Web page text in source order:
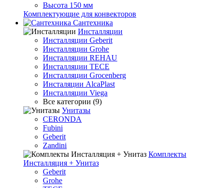
Высота 150 мм
Комплектующие для конвекторов
Сантехника
Инсталляции
Инсталляции Geberit
Инсталляции Grohe
Инсталляции REHAU
Инсталляции TECE
Инсталляции Grocenberg
Инсталяции AlcaPlast
Инсталляции Viega
Все категории (9)
Унитазы
CERONDA
Fubini
Geberit
Zandini
Комплекты
Инсталляция + Унитаз
Geberit
Grohe